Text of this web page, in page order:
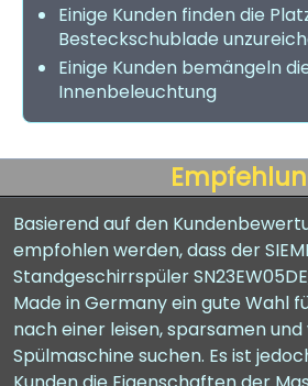
Einige Kunden finden die
Besteckschublade
Einige Kunden bemängeln
Innenbeleuchtung
Basierend auf den
empfohlen werden, dass der
Standgeschirrspüler
Made in Germany ein gute Wahl
nach einer leisen, sparsamen
Spülmaschine suchen. Es ist